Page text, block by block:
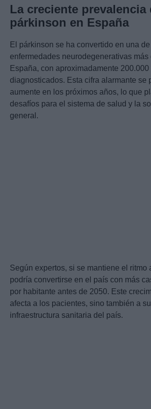
La creciente prevalencia
párkinson en España
El párkinson se ha convertido en una
enfermedades neurodegenerativas más
España, con aproximadamente 200.000
diagnosticados. Esta cifra alarmante se
aumente en los próximos años, lo que
desafíos para el sistema de salud y la
general.
Según expertos, si se mantiene el ritmo
podría convertirse en el país con más
por habitante antes de 2050. Este
afecta a los pacientes, sino también a
infraestructura sanitaria del país.